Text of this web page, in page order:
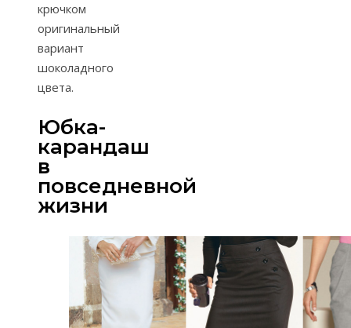
крючком
оригинальный
вариант
шоколадного
цвета.
Юбка-
карандаш
в
повседневной
жизни